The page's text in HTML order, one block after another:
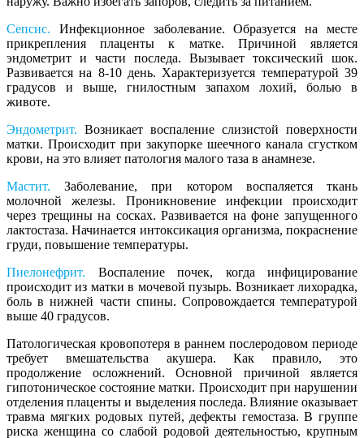
Сепсис. Инфекционное заболевание. Образуется на месте
прикрепления плаценты к матке. Причиной является
эндометрит и части последа. Вызывает токсический шок.
Развивается на 8-10 день. Характеризуется температурой 39
градусов и выше, гнилостным запахом лохий, болью в
животе.
Эндометрит. Возникает воспаление слизистой поверхности
матки. Происходит при закупорке шеечного канала сгустком
крови, на это влияет патология малого таза в анамнезе.
Мастит. Заболевание, при котором воспаляется ткань
молочной железы. Проникновение инфекции происходит
через трещины на сосках. Развивается на фоне запущенного
лактостаза. Начинается интоксикация организма, покраснение
груди, повышение температуры.
Пиелонефрит. Воспаление почек, когда инфицирование
происходит из матки в мочевой пузырь. Возникает лихорадка,
боль в нижней части спины. Сопровождается температурой
выше 40 градусов.
Патологическая кровопотеря в раннем послеродовом периоде
требует вмешательства акушера. Как правило, это
продолжение осложнений. Основной причиной является
гипотоническое состояние матки. Происходит при нарушении
отделения плаценты и выделения последа. Влияние оказывает
травма мягких родовых путей, дефекты гемостаза. В группе
риска женщина со слабой родовой деятельностью, крупным